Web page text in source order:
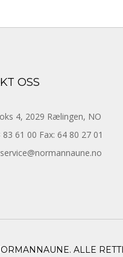
OSS
4, 2029 Rælingen, NO
83 61 00 Fax: 64 80 27 01
ALLE